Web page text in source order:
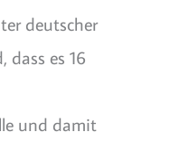
deutscher
dass es 16
und damit